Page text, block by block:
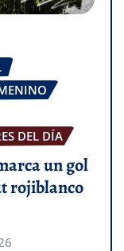
DEL DÍA
un gol
rojiblanco